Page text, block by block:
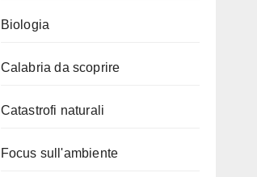
Biologia
Calabria da scoprire
Catastrofi naturali
Focus sull'ambiente